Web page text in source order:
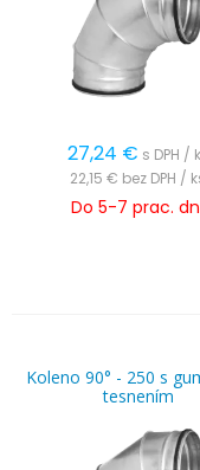
27,24 € s DPH /
22,15 € bez DPH /
Do 5-7 prac.
Koleno 90° - 250 s
tesnením